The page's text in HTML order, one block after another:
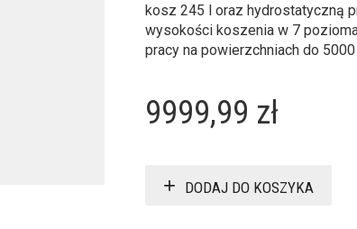
kosz 245 l oraz hydrostatyczną
wysokości koszenia w 7
pracy na powierzchniach do 5000
9999,99 zł
DODAJ DO KOSZYKA